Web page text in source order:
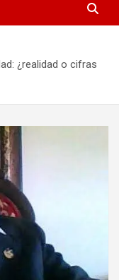
¿realidad o cifras